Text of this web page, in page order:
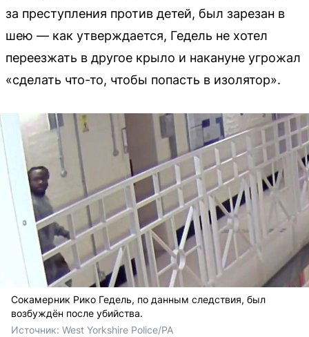
за преступления против детей, был зарезан в
шею — как утверждается, Гедель не хотел
переезжать в другое крыло и накануне угрожал
«сделать что-то, чтобы попасть в изолятор».
Сокамерник Рико Гедель, по данным следствия, был
возбуждён после убийства.
Источник: West Yorkshire Police/PA